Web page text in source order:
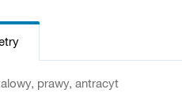
prawy, antracyt